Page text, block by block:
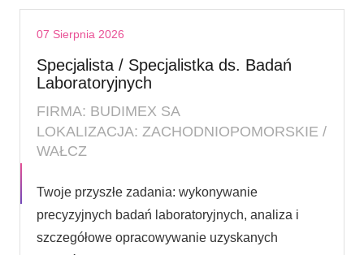
07 Sierpnia 2026
Specjalista / Specjalistka ds. Badań
Laboratoryjnych
FIRMA: BUDIMEX SA
LOKALIZACJA: ZACHODNIOPOMORSKIE /
WAŁCZ
Twoje przyszłe zadania: wykonywanie
precyzyjnych badań laboratoryjnych, analiza i
szczegółowe opracowywanie uzyskanych